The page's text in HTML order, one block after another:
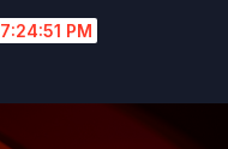
7:24:53 PM